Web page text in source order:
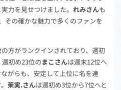
力を見せつけました。れみさんも
その確かな魅力で多くのファンを
方がランクインされており、週初
初め23位のまこさんは週末12位へ
がらも、安定して上位に名を連
茉実.さんは週初め3位から7位へと